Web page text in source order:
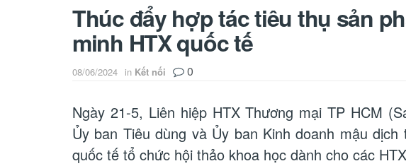
Thúc đẩy hợp tác tiêu thụ sản
minh HTX quốc tế
08/06/2024 in Kết nối 0
Ngày 21-5, Liên hiệp HTX Thương mại TP HCM
Ủy ban Tiêu dùng và Ủy ban Kinh doanh mậu
quốc tế tổ chức hội thảo khoa học dành cho các